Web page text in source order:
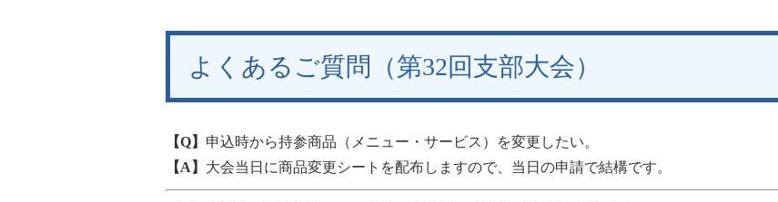
よくあるご質問（第32回支部大会）
【Q】 申込時から持参商品（メニュー・サービス）を変更したい。
【A】 大会当日に商品変更シートを配布しますので、当日の申請で結構です。